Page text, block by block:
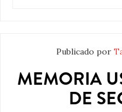
Publicado por
MEMORIA
DE